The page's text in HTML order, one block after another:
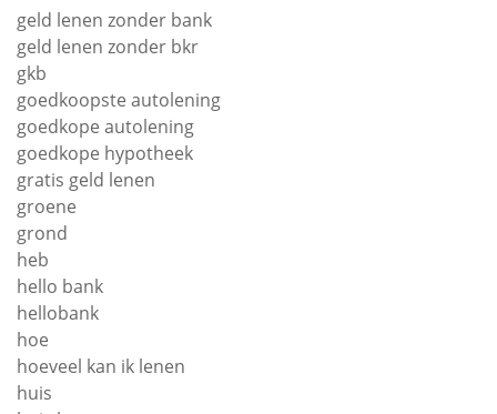
geld lenen zonder bank
geld lenen zonder bkr
gkb
goedkoopste autolening
goedkope autolening
goedkope hypotheek
gratis geld lenen
groene
grond
heb
hello bank
hellobank
hoe
hoeveel kan ik lenen
huis